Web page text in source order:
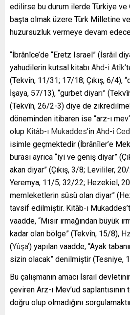
edilirse bu durum ilerde Türkiye ve
başta olmak üzere Türk Milletine
huzursuzluk vermeye devam
“İbrânîce’de “Eretz Israel” (İsrâil
yahudilerin kutsal kitabı Ahd-i Atîk
(Tekvîn, 11/31; 17/18; Çıkış, 6/4),
İşaya, 57/13), “gurbet diyarı”
(Tekvîn, 26/2-3) diye de
döneminden itibaren ise “arz-ı
olup Kitâb-ı Mukaddes’in Ahd-i
isimle geçmektedir (İbrânîler’e
burası ayrıca “iyi ve geniş diyar”
akan diyar” (Çıkış, 3/8; Levililer,
Yeremya, 11/5; 32/22; Hezekiel,
memleketlerin süsü olan diyar”
tavsif edilmiştir. Kitâb-ı
vaadde, “Mısır ırmağından büyük
kadar olan bölge” (Tekvîn, 15/8),
(Yûşa’) yapılan vaadde, “Ayak
sizin olacak” denilmiştir (Tesniye,
Bu çalışmanın amacı İsrail
çeviren Arz-ı Mev’ud
doğru olup olmadığını